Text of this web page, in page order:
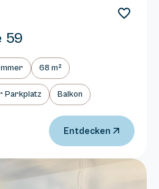
59
68 m²
Parkplatz Balkon
Entdecken